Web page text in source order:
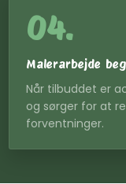
04.
Malerarbejde
Når tilbuddet er
og sørger for at
forventninger.